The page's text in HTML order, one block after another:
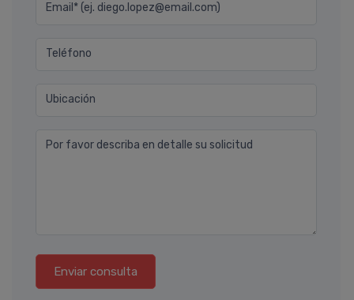
Email* (ej. diego.lopez@email.com)
Teléfono
Ubicación
Por favor describa en detalle su solicitud
Enviar consulta